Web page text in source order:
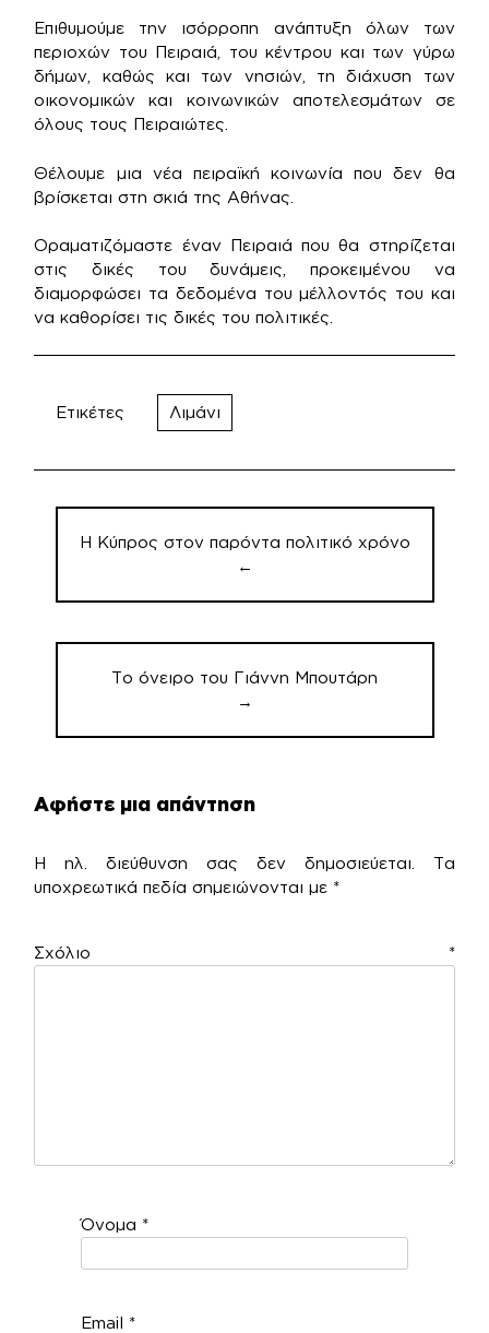
Επιθυμούμε την ισόρροπη ανάπτυξη όλων των
περιοχών του Πειραιά, του κέντρου και των γύρω
δήμων, καθώς και των νησιών, τη διάχυση των
οικονομικών και κοινωνικών αποτελεσμάτων σε
όλους τους Πειραιώτες.
Θέλουμε μια νέα πειραϊκή κοινωνία που δεν θα
βρίσκεται στη σκιά της Αθήνας.
Οραματιζόμαστε έναν Πειραιά που θα στηρίζεται
στις δικές του δυνάμεις, προκειμένου να
διαμορφώσει τα δεδομένα του μέλλοντός του και
να καθορίσει τις δικές του πολιτικές.
Ετικέτες Λιμάνι
Πλοήγηση
άρθρων
Η Κύπρος στον παρόντα πολιτικό χρόνο
←
Το όνειρο του Γιάννη Μπουτάρη
→
Αφήστε μια απάντηση
Η ηλ. διεύθυνση σας δεν δημοσιεύεται.
Τα
υποχρεωτικά πεδία σημειώνονται με *
Σχόλιο *
Όνομα *
Email *